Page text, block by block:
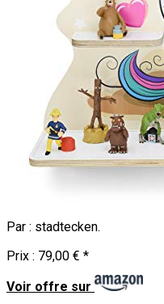
Par : stadtecken.
Prix : 79,00 € *
Voir offre sur